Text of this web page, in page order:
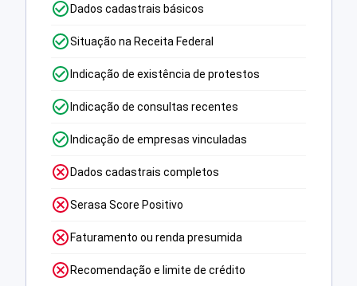
Dados cadastrais básicos
Situação na Receita Federal
Indicação de existência de protestos
Indicação de consultas recentes
Indicação de empresas vinculadas
Dados cadastrais completos
Serasa Score Positivo
Faturamento ou renda presumida
Recomendação e limite de crédito